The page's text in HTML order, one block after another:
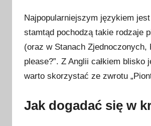
Najpopularniejszym językiem
stamtąd pochodzą takie rodzaje
(oraz w Stanach
please?”. Z Anglii całkiem blisko
warto skorzystać ze zwrotu
Jak dogadać się w